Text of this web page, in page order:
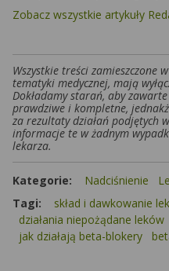
Zobacz wszystkie artykuły
Wszystkie treści zamieszczone
tematyki medycznej, mają
Dokładamy starań, aby
prawdziwe i kompletne,
za rezultaty działań podjętych
informacje te w żadnym
lekarza.
Kategorie: Nadciśnienie
Tagi:
skład i dawkowanie
działania niepożądane leków
jak działają beta-blokery